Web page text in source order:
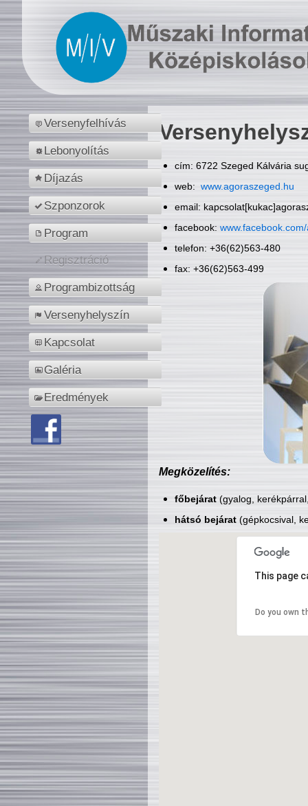
Versenyfelhívás
Lebonyolítás
Díjazás
Szponzorok
Program
Regisztráció
Programbizottság
Versenyhelyszín
Kapcsolat
Galéria
Eredmények
cím: 6722 Szeged Kálvária
web: www.agoraszeged.hu
email:
facebook:
telefon: +36(62)563-480
fax: +36(62)563-499
Megközelítés:
főbejárat(gyalog,
hátsó bejárat(gépkocsival,
This page
Do you own